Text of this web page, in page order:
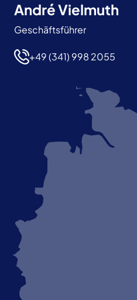
André Vielmuth
Geschäftsführer
+49 (341) 998 2055